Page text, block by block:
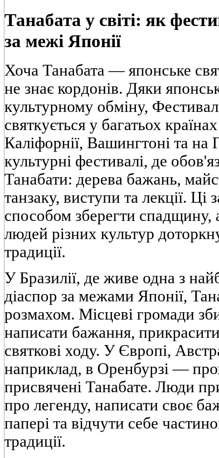
Танабата у світі: як
за межі Японії
Хоча Танабата — японське
не знає кордонів. Дяки
культурному обміну,
святкується у багатьох
Каліфорнії, Вашингтоні та на
культурні фестивалі, де
Танабати: дерева бажань,
танзаку, виступи та лекції.
способом зберегти
людей різних культур
традиції.
У Бразилії, де живе одна з
діаспор за межами Японії,
розмахом. Місцеві громади
написати бажання,
святкові ходу. У Європі,
наприклад, в Оренбурзі —
присвячені Танабате. Люди
про легенду, написати своє
папері та відчути себе
традиції.